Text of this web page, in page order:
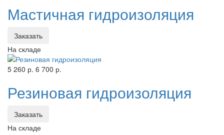
Мастичная гидроизоляция
Заказать
На складе
5 260 р. 6 700 р.
Резиновая гидроизоляция
Заказать
На складе